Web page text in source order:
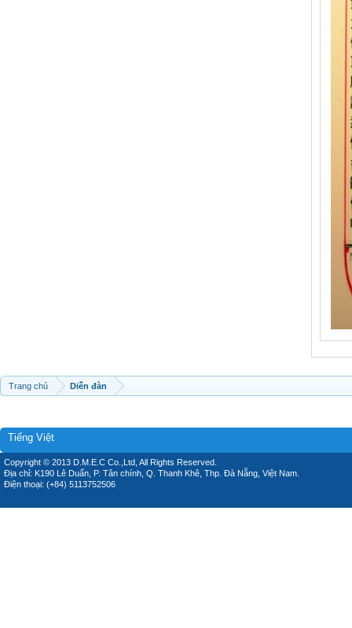
Trang chủ Diễn đàn
Tiếng Việt
Copyright © 2013 D.M.E.C Co.,Ltd, All Rights Reserved.
Địa chỉ: K190 Lê Duẩn, P. Tân chính, Q. Thanh Khê, Thp. Đà Nẵng, Việt Nam.
Điện thoại: (+84) 5113752506